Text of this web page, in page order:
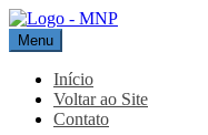
Pular
para
o
conteúdo
MNP
Blog
Menu
Início
Voltar ao Site
Contato